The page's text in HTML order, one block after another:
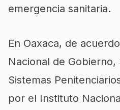
emergencia sanitaria.
En Oaxaca, de
Nacional de
Sistemas
por el Instituto